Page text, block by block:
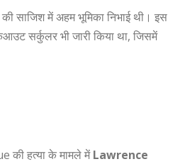
साजिश में अहम भूमिका निभाई थी। इस
सर्कुलर भी जारी किया था, जिसमें
की हत्या के मामले मेंLawrence